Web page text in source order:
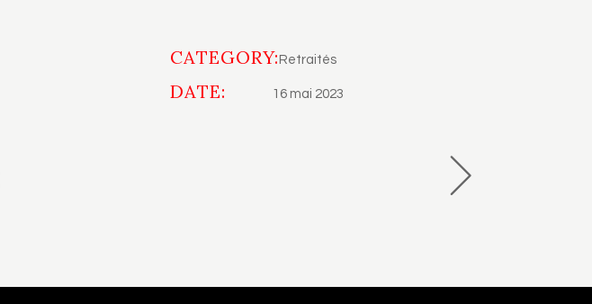
CATEGORY: Retraités
DATE: 16 mai 2023